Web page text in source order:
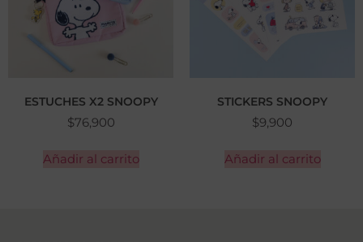
ESTUCHES X2 SNOOPY
$76,900
Añadir al carrito
STICKERS SNOOPY
$9,900
Añadir al carrito